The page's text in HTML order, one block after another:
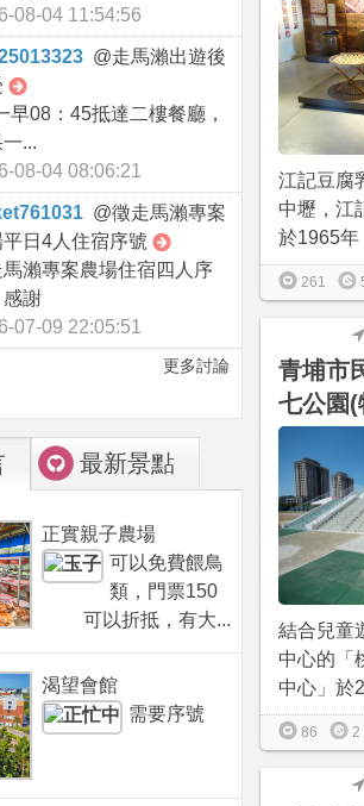
08-04 11:54:56
@走馬瀨出遊後
早08：45抵達二樓餐廳，
...
08-04 08:06:21
@徵走馬瀨專案
平日4人住宿序號
瀨專案農場住宿四人序
謝
07-09 22:05:51
更多討論
最新景點
正實親子農場
可以免費餵鳥
類，門票150
可以折抵，有大...
渴望會館
需要序號
江記豆腐
中壢，江
於1965年
261
青埔市
七公園(
結合兒童
中心的「
中心」於
86 2